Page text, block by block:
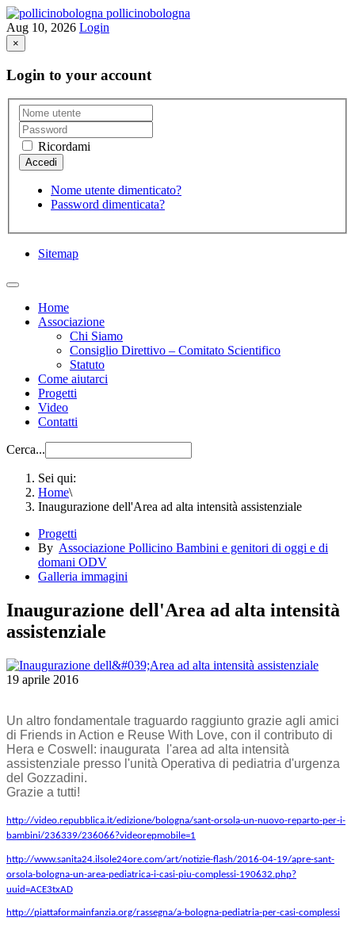
pollicinobologna
Aug 10, 2026 Login
×
Login to your account
Ricordami
Nome utente dimenticato?
Password dimenticata?
Sitemap
Home
Associazione
Chi Siamo
Consiglio Direttivo – Comitato Scientifico
Statuto
Come aiutarci
Progetti
Video
Contatti
Cerca...
Sei qui:
Home\
Inaugurazione dell'Area ad alta intensità assistenziale
Progetti
By Associazione Pollicino Bambini e genitori di oggi e di
domani ODV
Galleria immagini
Inaugurazione dell'Area ad alta intensità
assistenziale
19 aprile 2016
Un altro fondamentale traguardo raggiunto grazie agli amici
di Friends in Action e Reuse With Love, con il contributo di
Hera e Coswell: inaugurata l'area ad alta intensità
assistenziale presso l'unità Operativa di pediatria d'urgenza
del Gozzadini.
Grazie a tutti!
http://video.repubblica.it/edizione/bologna/sant-orsola-un-nuovo-reparto-per-i-
bambini/236339/236066?videorepmobile=1
http://www.sanita24.ilsole24ore.com/art/notizie-flash/2016-04-19/apre-sant-
orsola-bologna-un-area-pediatrica-i-casi-piu-complessi-190632.php?
uuid=ACE3txAD
http://piattaformainfanzia.org/rassegna/a-bologna-pediatria-per-casi-complessi